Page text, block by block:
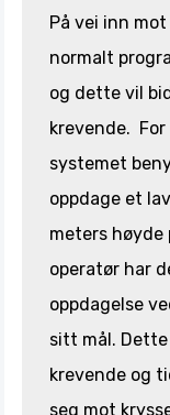
På vei inn
normalt
og dette vil
krevende.
systemet
oppdage et
meters høyde
operatør har
oppdagelse
sitt mål.
krevende og
seg mot